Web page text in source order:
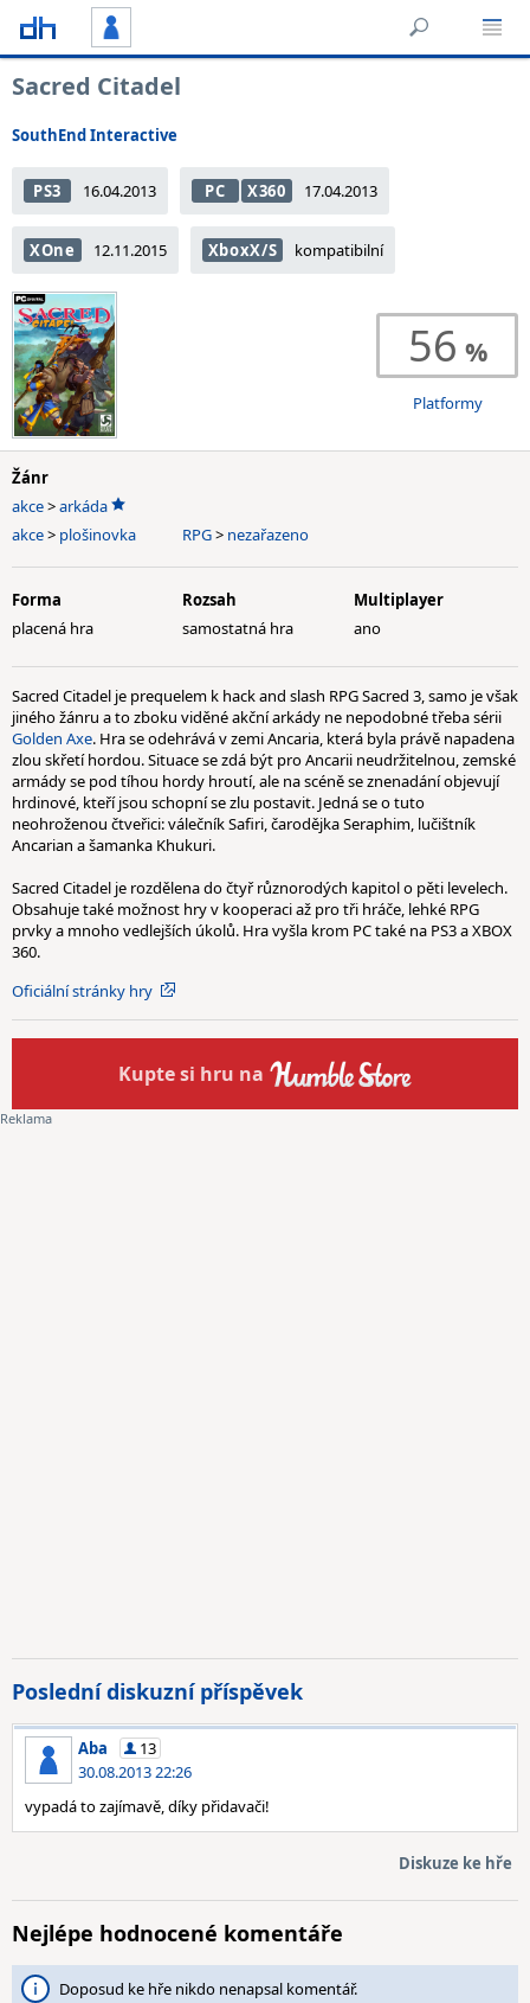
Sacred Citadel
SouthEnd Interactive
PS3 16.04.2013 PC X360 17.04.2013
XOne 12.11.2015 XboxX/S kompatibilní
56
Platformy
Žánr
akce>arkáda
akce> plošinovka RPG> nezařazeno
Forma
placená hra
Rozsah
samostatná hra
Multiplayer
ano
Sacred Citadel je prequelem k hack and slash RPG Sacred 3, samo je však
jiného žánru a to zboku viděné akční arkády ne nepodobné třeba sérii
Golden Axe. Hra se odehrává v zemi Ancaria, která byla právě napadena
zlou skřetí hordou. Situace se zdá být pro Ancarii neudržitelnou, zemské
armády se pod tíhou hordy hroutí, ale na scéně se znenadání objevují
hrdinové, kteří jsou schopní se zlu postavit. Jedná se o tuto
neohroženou čtveřici: válečník Safiri, čarodějka Seraphim, lučištník
Ancarian a šamanka Khukuri.
Sacred Citadel je rozdělena do čtyř různorodých kapitol o pěti levelech.
Obsahuje také možnost hry v kooperaci až pro tři hráče, lehké RPG
prvky a mnoho vedlejších úkolů. Hra vyšla krom PC také na PS3 a XBOX
360.
Oficiální stránky hry
Kuptesi hru na
Poslední diskuzní příspěvek
Aba
13
30.08.2013 22:26
vypadá to zajímavě, díky přidavači!
Diskuze ke hře
Nejlépe hodnocené komentáře
Doposud ke hře nikdo nenapsal komentář.